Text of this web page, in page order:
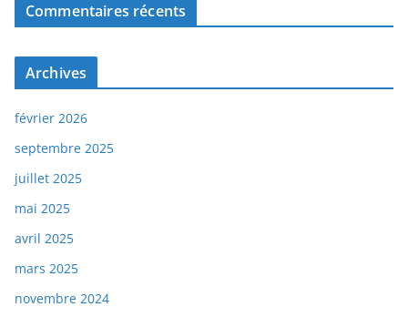
Commentaires récents
Archives
février 2026
septembre 2025
juillet 2025
mai 2025
avril 2025
mars 2025
novembre 2024